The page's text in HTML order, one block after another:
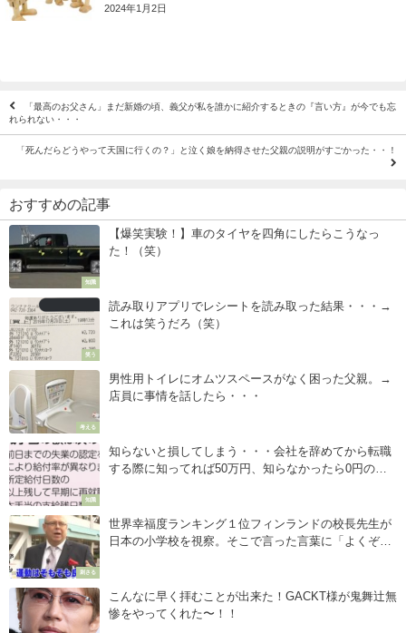
2024年1月2日
「最高のお父さん」まだ新婚の頃、義父が私を誰かに紹介するときの『言い方』が今でも忘
れられない・・・
「死んだらどうやって天国に行くの？」と泣く娘を納得させた父親の説明がすごかった・・！
おすすめの記事
知識
【爆笑実験！】車のタイヤを四角にしたらこうなっ
た！（笑）
笑う
読み取りアプリでレシートを読み取った結果・・・→
これは笑うだろ（笑）
考える
男性用トイレにオムツスペースがなく困った父親。→
店員に事情を話したら・・・
知識
知らないと損してしまう・・・会社を辞めてから転職
する際に知ってれば50万円、知らなかったら0円の制
刺さる
世界幸福度ランキング１位フィンランドの校長先生が
日本の小学校を視察。そこで言った言葉に「よくぞ言
こんなに早く拝むことが出来た！GACKT様が鬼舞辻無
惨をやってくれた〜！！